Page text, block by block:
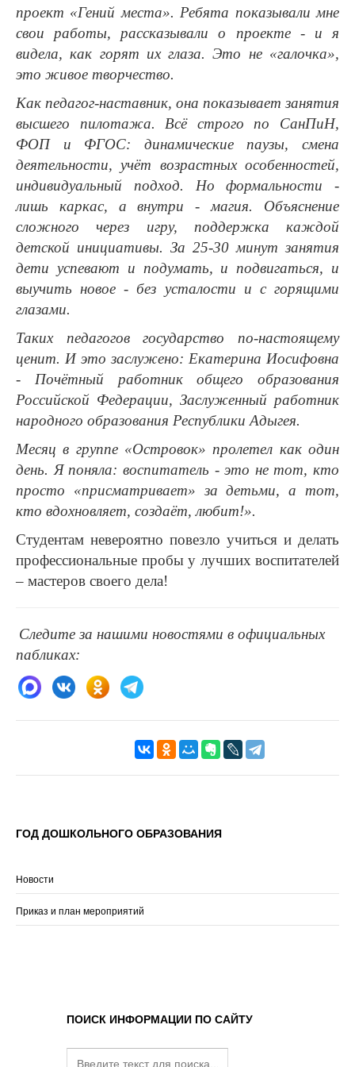
проект «Гений места». Ребята показывали мне
свои работы, рассказывали о проекте - и я
видела, как горят их глаза. Это не «галочка»,
это живое творчество.
Как педагог-наставник, она показывает занятия
высшего пилотажа. Всё строго по СанПиН,
ФОП и ФГОС: динамические паузы, смена
деятельности, учёт возрастных особенностей,
индивидуальный подход. Но формальности -
лишь каркас, а внутри - магия. Объяснение
сложного через игру, поддержка каждой
детской инициативы. За 25-30 минут занятия
дети успевают и подумать, и подвигаться, и
выучить новое - без усталости и с горящими
глазами.
Таких педагогов государство по-настоящему
ценит. И это заслужено: Екатерина Иосифовна
- Почётный работник общего образования
Российской Федерации, Заслуженный работник
народного образования Республики Адыгея.
Месяц в группе «Островок» пролетел как один
день. Я поняла: воспитатель - это не тот, кто
просто «присматривает» за детьми, а тот,
кто вдохновляет, создаёт, любит!».
Студентам невероятно повезло учиться и делать
профессиональные пробы у лучших воспитателей
– мастеров своего дела!
Следите за нашими новостями в официальных
пабликах:
ГОД ДОШКОЛЬНОГО ОБРАЗОВАНИЯ
Новости
Приказ и план мероприятий
ПОИСК ИНФОРМАЦИИ ПО САЙТУ